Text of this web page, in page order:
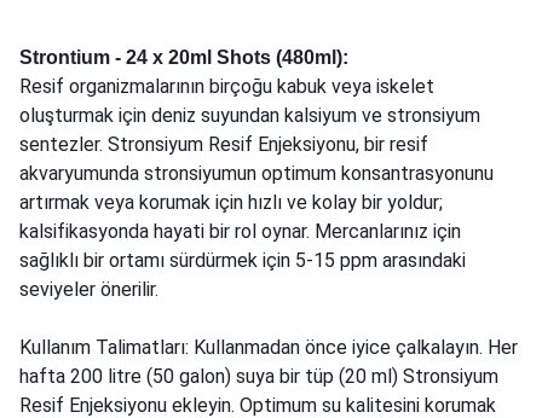
Strontium - 24 x 20ml Shots (480ml):
Resif organizmalarının birçoğu kabuk veya iskelet
oluşturmak için deniz suyundan kalsiyum ve stronsiyum
sentezler. Stronsiyum Resif Enjeksiyonu, bir resif
akvaryumunda stronsiyumun optimum konsantrasyonunu
artırmak veya korumak için hızlı ve kolay bir yoldur;
kalsifikasyonda hayati bir rol oynar. Mercanlarınız için
sağlıklı bir ortamı sürdürmek için 5-15 ppm arasındaki
seviyeler önerilir.
Kullanım Talimatları: Kullanmadan önce iyice çalkalayın. Her
hafta 200 litre (50 galon) suya bir tüp (20 ml) Stronsiyum
Resif Enjeksiyonu ekleyin. Optimum su kalitesini korumak